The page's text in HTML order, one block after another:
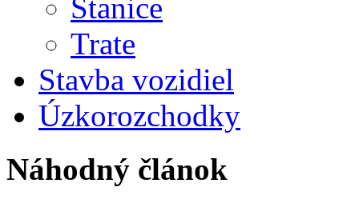
Stanice
Trate
Stavba vozidiel
Úzkorozchodky
Náhodný článok